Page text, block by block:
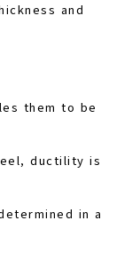
and
them to be
ductility is
in a